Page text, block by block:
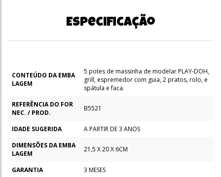
Especificação
CONTEÚDO DA EMBA
LAGEM
5 potes de massinha de modelar PLAY-DOH,
grill, espremedor com guia, 2 pratos, rolo, e
spátula e faca.
REFERÊNCIA DO FOR
NEC. / PROD.
B5521
IDADE SUGERIDA
A PARTIR DE 3 ANOS
DIMENSÕES DA EMBA
LAGEM
21,5 X 20 X 6CM
GARANTIA 3 MESES